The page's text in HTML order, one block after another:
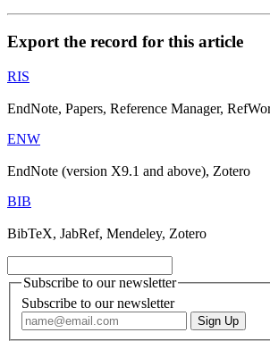
Export the record for this article
RIS
EndNote, Papers, Reference Manager,
ENW
EndNote (version X9.1 and above), Zotero
BIB
BibTeX, JabRef, Mendeley, Zotero
Subscribe to our newsletter
Subscribe to our newsletter